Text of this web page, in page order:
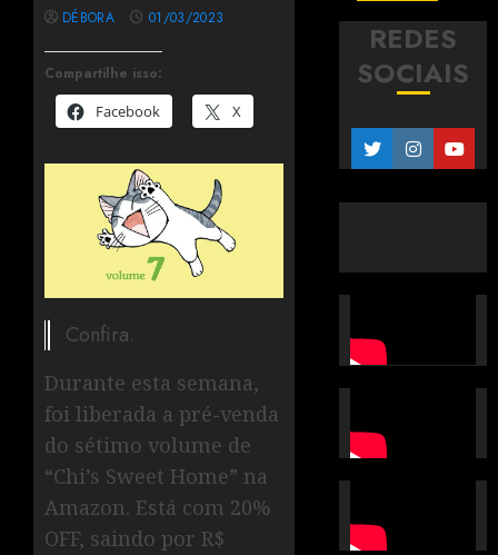
Compartilhe isso:
Facebook
X
DÉBORA 01/03/2023
Confira.
Durante esta semana,
foi liberada a pré-venda
do sétimo volume de
“Chi’s Sweet Home” na
Amazon. Está com 20%
OFF, saindo por R$
REDES
SOCIAIS